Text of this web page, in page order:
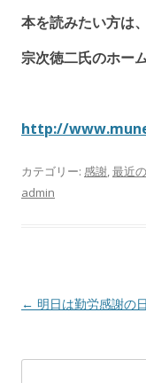
本を読みたい方は
宗次徳二氏のホー
http://
カテゴリー: 感謝,最近
admin
投
← 明日は勤労感謝の日